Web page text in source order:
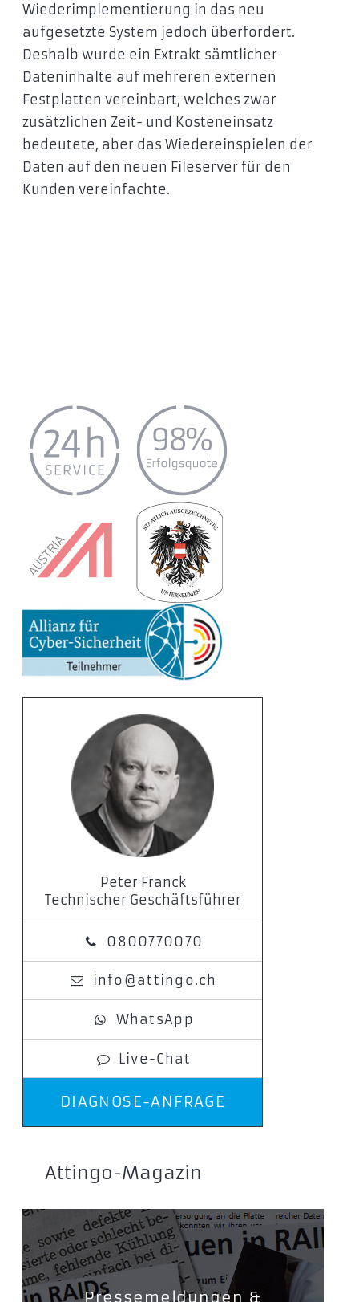
Wiederimplementierung in das neu
aufgesetzte System jedoch überfordert.
Deshalb wurde ein Extrakt sämtlicher
Dateninhalte auf mehreren externen
Festplatten vereinbart, welches zwar
zusätzlichen Zeit- und Kosteneinsatz
bedeutete, aber das Wiedereinspielen der
Daten auf den neuen Fileserver für den
Kunden vereinfachte.
Peter Franck
Technischer Geschäftsführer
0800770070
info@attingo.ch
WhatsApp
Live-Chat
DIAGNOSE-ANFRAGE
Attingo-Magazin
Pressemeldungen &